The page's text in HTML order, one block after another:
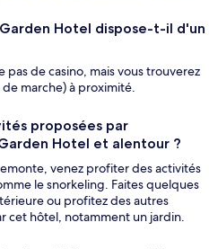
Hotel dispose-t-il d'un
de casino, mais vous trouverez
de marche) à proximité.
proposées par
Hotel et alentour ?
venez profiter des activités
le snorkeling. Faites quelques
ou profitez des autres
cet hôtel, notamment un jardin.